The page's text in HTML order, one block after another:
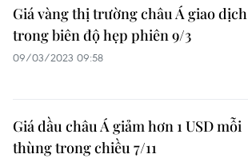
Giá vàng thị trường châu Á giao dịch
trong biên độ hẹp phiên 9/3
09/03/2023 09:58
Giá dầu châu Á giảm hơn 1 USD mỗi
thùng trong chiều 7/11